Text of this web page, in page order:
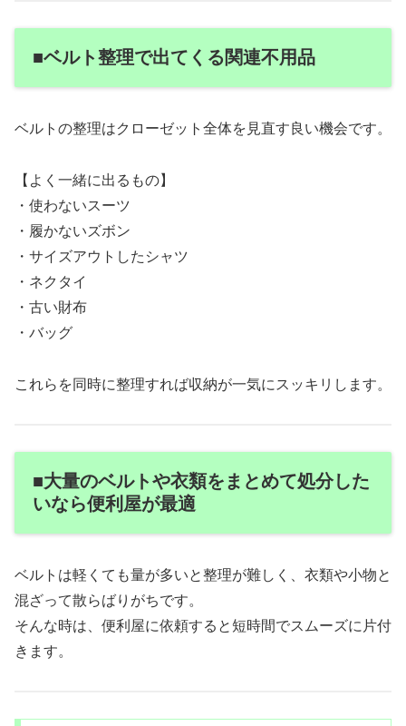
■ベルト整理で出てくる関連不用品
ベルトの整理はクローゼット全体を見直す良い機会です。
【よく一緒に出るもの】
・使わないスーツ
・履かないズボン
・サイズアウトしたシャツ
・ネクタイ
・古い財布
・バッグ
これらを同時に整理すれば収納が一気にスッキリします。
■大量のベルトや衣類をまとめて処分した
いなら便利屋が最適
ベルトは軽くても量が多いと整理が難しく、衣類や小物と
混ざって散らばりがちです。
そんな時は、便利屋に依頼すると短時間でスムーズに片付
きます。